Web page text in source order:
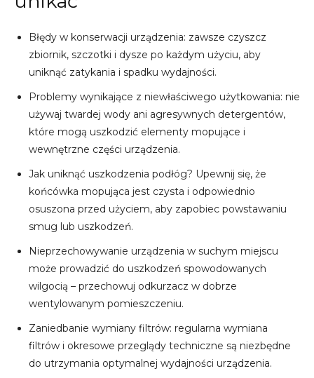
Błędy w konserwacji urządzenia: zawsze czyszcz
zbiornik, szczotki i dysze po każdym użyciu, aby
uniknąć zatykania i spadku wydajności.
Problemy wynikające z niewłaściwego użytkowania: nie
używaj twardej wody ani agresywnych detergentów,
które mogą uszkodzić elementy mopujące i
wewnętrzne części urządzenia.
Jak uniknąć uszkodzenia podłóg? Upewnij się, że
końcówka mopująca jest czysta i odpowiednio
osuszona przed użyciem, aby zapobiec powstawaniu
smug lub uszkodzeń.
Nieprzechowywanie urządzenia w suchym miejscu
może prowadzić do uszkodzeń spowodowanych
wilgocią – przechowuj odkurzacz w dobrze
wentylowanym pomieszczeniu.
Zaniedbanie wymiany filtrów: regularna wymiana
filtrów i okresowe przeglądy techniczne są niezbędne
do utrzymania optymalnej wydajności urządzenia.